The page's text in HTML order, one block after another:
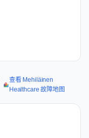
查看 Mehiläinen
Healthcare 故障地图